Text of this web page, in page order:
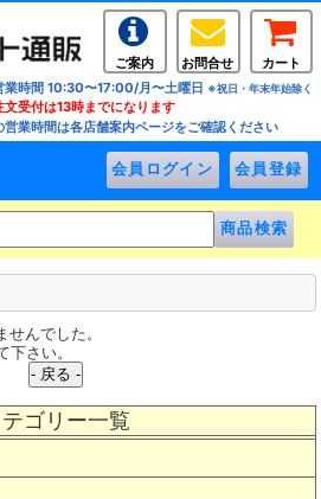
ご案内 お問合せ
カート
業時間 10:30〜17:00/月〜土曜日 ※祝日・年末年始除く
文受付は13時までになります
営業時間は各店舗案内ページをご確認ください
ゴリー一覧
んでした。
さい。